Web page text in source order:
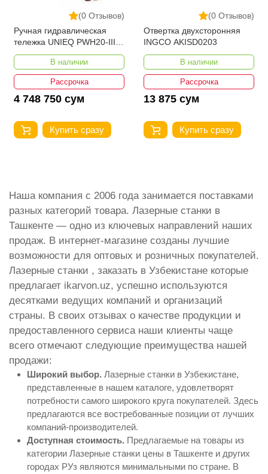
(0 Отзывов)
Ручная гидравлическая
тележка UNIEQ PWH20-III
1150-550
В наличии
Рассрочка
4 748 750 сум
Купить сразу
(0 Отзывов)
Отвертка двухсторонняя
INGCO AKISD0203
В наличии
Рассрочка
13 875 сум
Купить сразу
Наша компания с 2006 года занимается поставками
разных категорий товара. Лазерные станки в
Ташкенте — одно из ключевых направлений наших
продаж. В интернет-магазине созданы лучшие
возможности для оптовых и розничных покупателей.
Лазерные станки , заказать в Узбекистане которые
предлагает ikarvon.uz, успешно используются
десятками ведущих компаний и организаций
страны. В своих отзывах о качестве продукции и
предоставленного сервиса наши клиенты чаще
всего отмечают следующие преимущества нашей
продажи:
Широкий выбор. Лазерные станки в Узбекистане,
представленные в нашем каталоге, удовлетворят
потребности самого широкого круга покупателей. Здесь
предлагаются все востребованные позиции от лучших
компаний-производителей.
Доступная стоимость. Предлагаемые на товары из
категории Лазерные станки цены в Ташкенте и других
городах РУз являются минимальными по стране. В